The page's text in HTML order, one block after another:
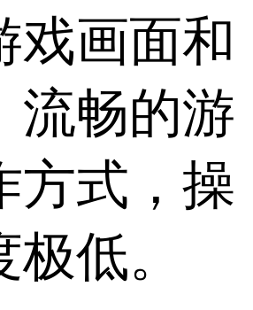
戏画面和
流畅的游
方式，操
低。